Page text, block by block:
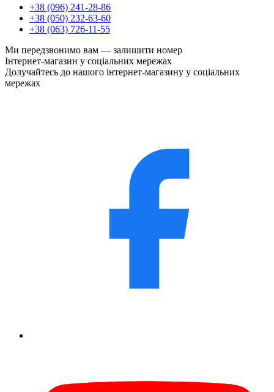
+38 (096) 241-28-86
+38 (050) 232-63-60
+38 (063) 726-11-55
Ми передзвонимо вам — залишити номер
Інтернет-магазин у соціальних мережах
Долучайтесь до нашого інтернет-магазину у соціальних
мережах